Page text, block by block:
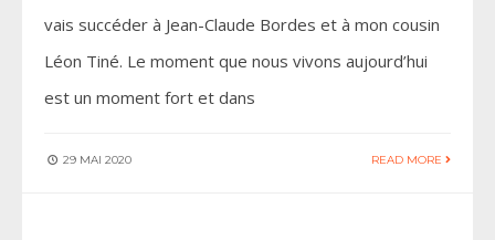
vais succéder à Jean-Claude Bordes et à mon cousin
Léon Tiné. Le moment que nous vivons aujourd’hui
est un moment fort et dans
29 MAI 2020 READ MORE